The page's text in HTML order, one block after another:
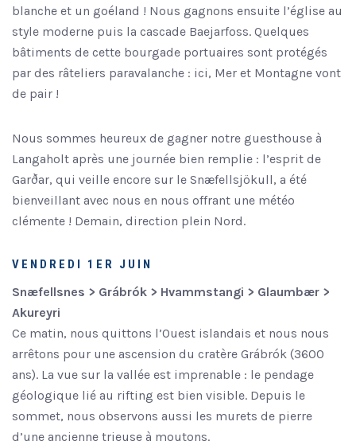
blanche et un goéland ! Nous gagnons ensuite l’église au
style moderne puis la cascade Baejarfoss. Quelques
bâtiments de cette bourgade portuaires sont protégés
par des râteliers paravalanche : ici, Mer et Montagne vont
de pair !
Nous sommes heureux de gagner notre guesthouse à
Langaholt après une journée bien remplie : l’esprit de
Garðar, qui veille encore sur le Snæfellsjökull, a été
bienveillant avec nous en nous offrant une météo
clémente ! Demain, direction plein Nord.
VENDREDI 1ER JUIN
Snæfellsnes > Grábrók > Hvammstangi > Glaumbær >
Akureyri
Ce matin, nous quittons l’Ouest islandais et nous nous
arrêtons pour une ascension du cratère Grábrók (3600
ans). La vue sur la vallée est imprenable : le pendage
géologique lié au rifting est bien visible. Depuis le
sommet, nous observons aussi les murets de pierre
d’une ancienne trieuse à moutons.